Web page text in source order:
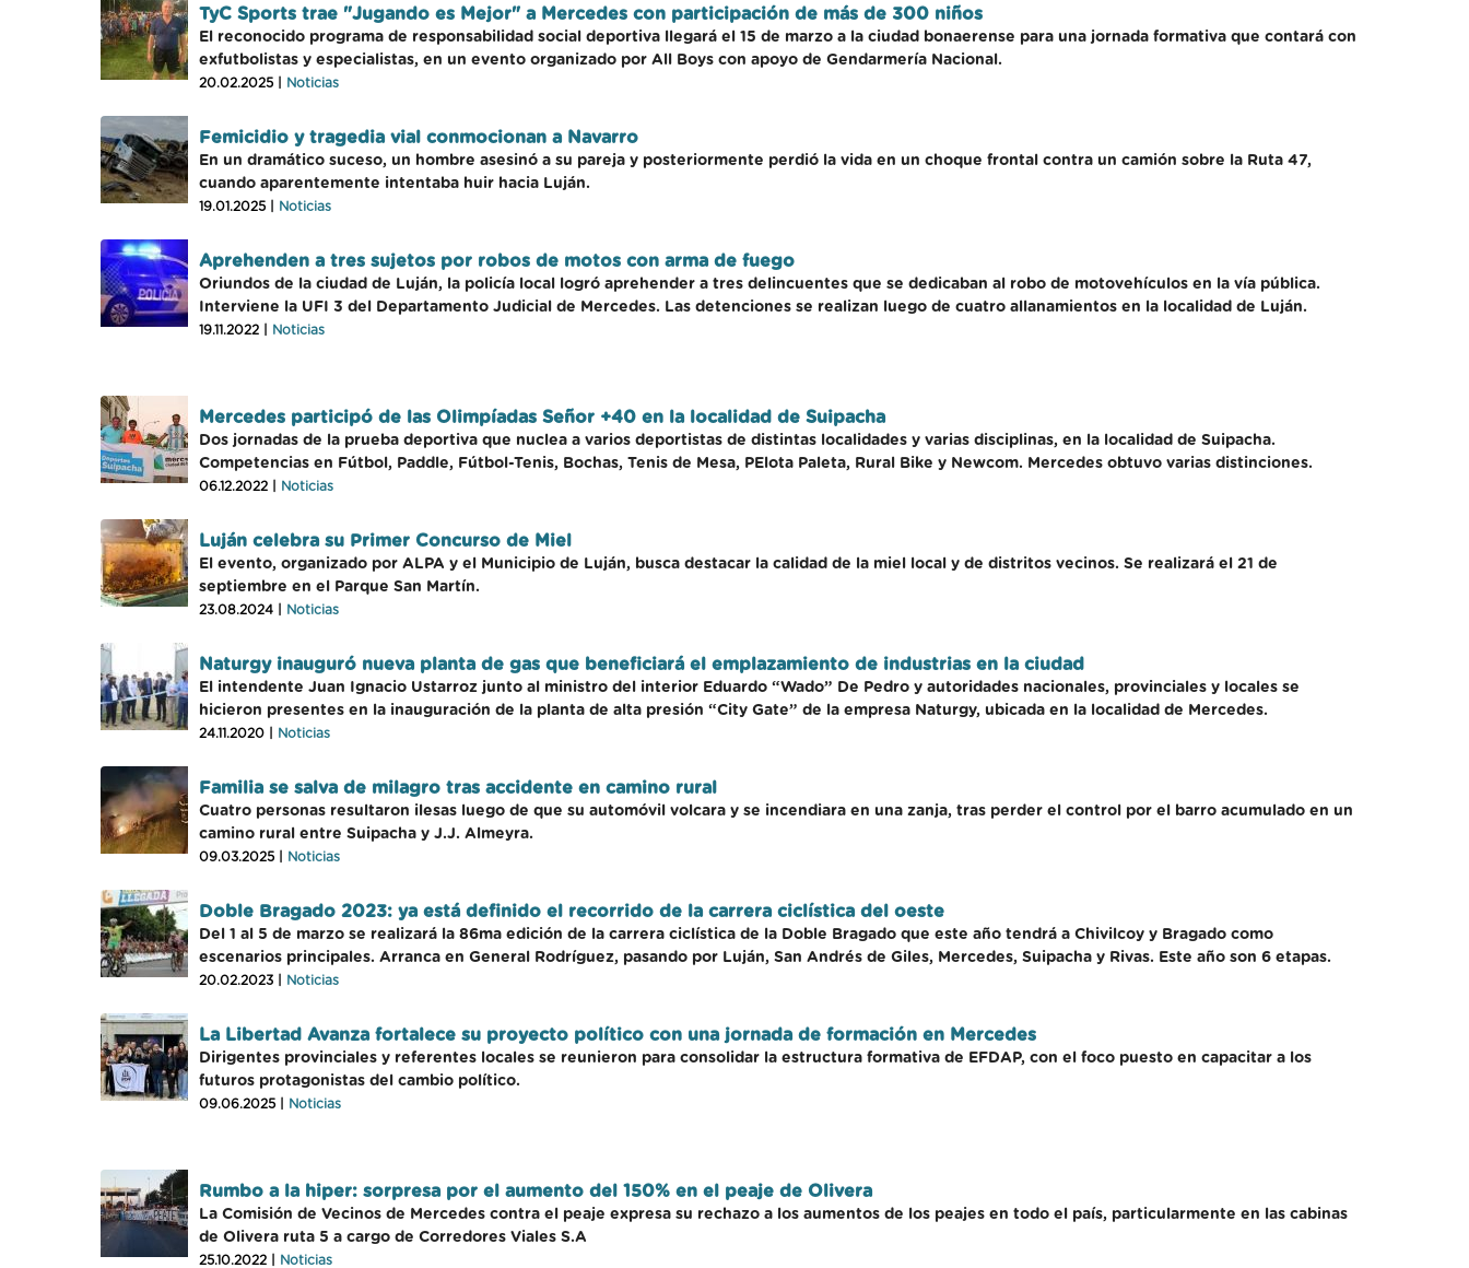
TyC Sports trae "Jugando es Mejor" a Mercedes con participación de más de 300 niños
El reconocido programa de responsabilidad social deportiva llegará el 15 de marzo a la ciudad bonaerense para una jornada formativa que contará con
exfutbolistas y especialistas, en un evento organizado por All Boys con apoyo de Gendarmería Nacional.
20.02.2025 | Noticias
Femicidio y tragedia vial conmocionan a Navarro
En un dramático suceso, un hombre asesinó a su pareja y posteriormente perdió la vida en un choque frontal contra un camión sobre la Ruta 47,
cuando aparentemente intentaba huir hacia Luján.
19.01.2025 | Noticias
Aprehenden a tres sujetos por robos de motos con arma de fuego
Oriundos de la ciudad de Luján, la policía local logró aprehender a tres delincuentes que se dedicaban al robo de motovehículos en la vía pública.
Interviene la UFI 3 del Departamento Judicial de Mercedes. Las detenciones se realizan luego de cuatro allanamientos en la localidad de Luján.
19.11.2022 | Noticias
Mercedes participó de las Olimpíadas Señor +40 en la localidad de Suipacha
Dos jornadas de la prueba deportiva que nuclea a varios deportistas de distintas localidades y varias disciplinas, en la localidad de Suipacha.
Competencias en Fútbol, Paddle, Fútbol-Tenis, Bochas, Tenis de Mesa, PElota Paleta, Rural Bike y Newcom. Mercedes obtuvo varias distinciones.
06.12.2022 | Noticias
Luján celebra su Primer Concurso de Miel
El evento, organizado por ALPA y el Municipio de Luján, busca destacar la calidad de la miel local y de distritos vecinos. Se realizará el 21 de
septiembre en el Parque San Martín.
23.08.2024 | Noticias
Naturgy inauguró nueva planta de gas que beneficiará el emplazamiento de industrias en la ciudad
El intendente Juan Ignacio Ustarroz junto al ministro del interior Eduardo “Wado” De Pedro y autoridades nacionales, provinciales y locales se
hicieron presentes en la inauguración de la planta de alta presión “City Gate” de la empresa Naturgy, ubicada en la localidad de Mercedes.
24.11.2020 | Noticias
Familia se salva de milagro tras accidente en camino rural
Cuatro personas resultaron ilesas luego de que su automóvil volcara y se incendiara en una zanja, tras perder el control por el barro acumulado en un
camino rural entre Suipacha y J.J. Almeyra.
09.03.2025 | Noticias
Doble Bragado 2023: ya está definido el recorrido de la carrera ciclística del oeste
Del 1 al 5 de marzo se realizará la 86ma edición de la carrera ciclística de la Doble Bragado que este año tendrá a Chivilcoy y Bragado como
escenarios principales. Arranca en General Rodríguez, pasando por Luján, San Andrés de Giles, Mercedes, Suipacha y Rivas. Este año son 6 etapas.
20.02.2023 | Noticias
La Libertad Avanza fortalece su proyecto político con una jornada de formación en Mercedes
Dirigentes provinciales y referentes locales se reunieron para consolidar la estructura formativa de EFDAP, con el foco puesto en capacitar a los
futuros protagonistas del cambio político.
09.06.2025 | Noticias
Rumbo a la hiper: sorpresa por el aumento del 150% en el peaje de Olivera
La Comisión de Vecinos de Mercedes contra el peaje expresa su rechazo a los aumentos de los peajes en todo el país, particularmente en las cabinas
de Olivera ruta 5 a cargo de Corredores Viales S.A
25.10.2022 | Noticias